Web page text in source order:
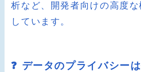
析など、開発者向けの高度
しています。
❓ データのプライバシー